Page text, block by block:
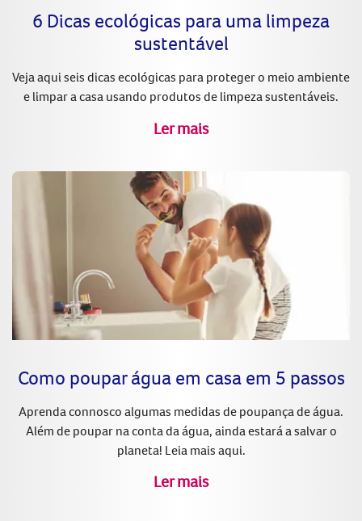
6 Dicas ecológicas para uma limpeza
sustentável
Veja aqui seis dicas ecológicas para proteger o meio ambiente
e limpar a casa usando produtos de limpeza sustentáveis.
Ler mais
Como poupar água em casa em 5 passos
Aprenda connosco algumas medidas de poupança de água.
Além de poupar na conta da água, ainda estará a salvar o
planeta! Leia mais aqui.
Ler mais